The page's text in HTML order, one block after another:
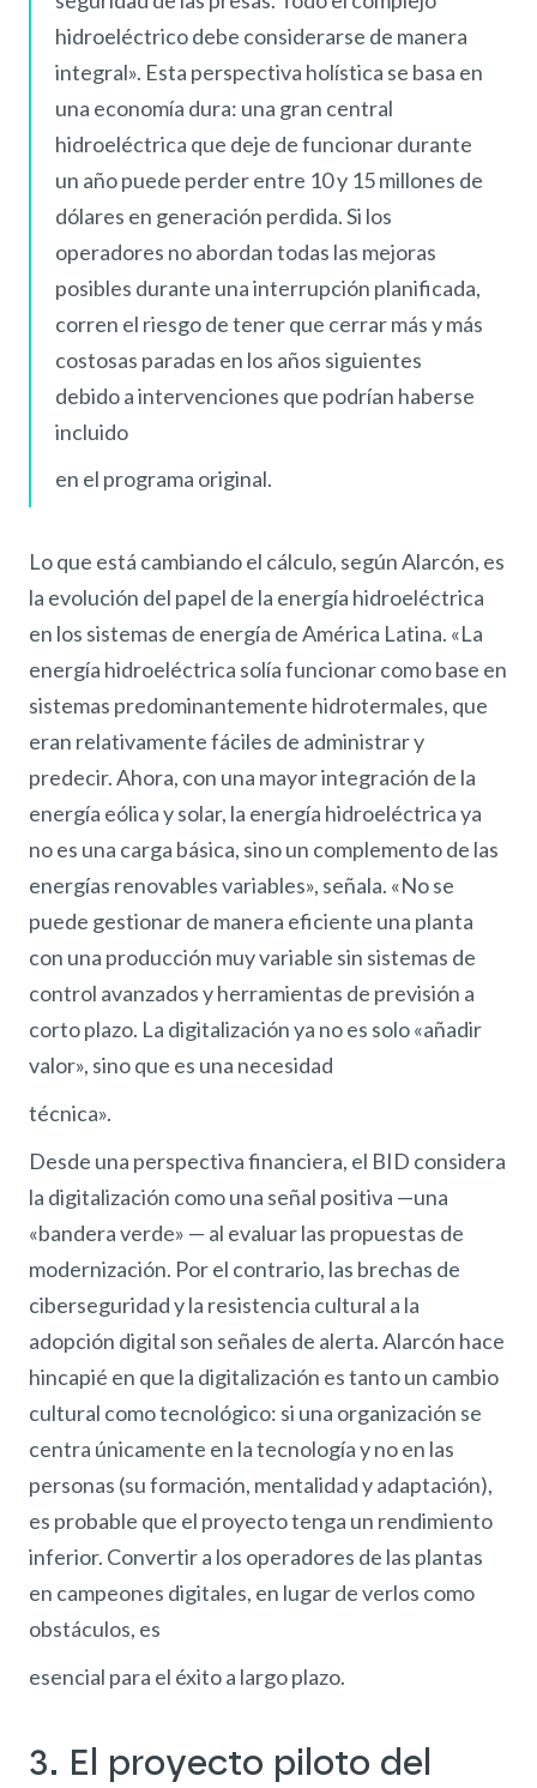
hidroeléctrico debe considerarse de manera
integral». Esta perspectiva holística se basa en
una economía dura: una gran central
hidroeléctrica que deje de funcionar durante
un año puede perder entre 10 y 15 millones de
dólares en generación perdida. Si los
operadores no abordan todas las mejoras
posibles durante una interrupción planificada,
corren el riesgo de tener que cerrar más y más
costosas paradas en los años siguientes
debido a intervenciones que podrían haberse
incluido
en el programa original.
Lo que está cambiando el cálculo, según Alarcón, es
la evolución del papel de la energía hidroeléctrica
en los sistemas de energía de América Latina. «La
energía hidroeléctrica solía funcionar como base en
sistemas predominantemente hidrotermales, que
eran relativamente fáciles de administrar y
predecir. Ahora, con una mayor integración de la
energía eólica y solar, la energía hidroeléctrica ya
no es una carga básica, sino un complemento de las
energías renovables variables», señala. «No se
puede gestionar de manera eficiente una planta
con una producción muy variable sin sistemas de
control avanzados y herramientas de previsión a
corto plazo. La digitalización ya no es solo «añadir
valor», sino que es una necesidad
técnica».
Desde una perspectiva financiera, el BID considera
la digitalización como una señal positiva —una
«bandera verde» — al evaluar las propuestas de
modernización. Por el contrario, las brechas de
ciberseguridad y la resistencia cultural a la
adopción digital son señales de alerta. Alarcón hace
hincapié en que la digitalización es tanto un cambio
cultural como tecnológico: si una organización se
centra únicamente en la tecnología y no en las
personas (su formación, mentalidad y adaptación),
es probable que el proyecto tenga un rendimiento
inferior. Convertir a los operadores de las plantas
en campeones digitales, en lugar de verlos como
obstáculos, es
esencial para el éxito a largo plazo.
3. El proyecto piloto del